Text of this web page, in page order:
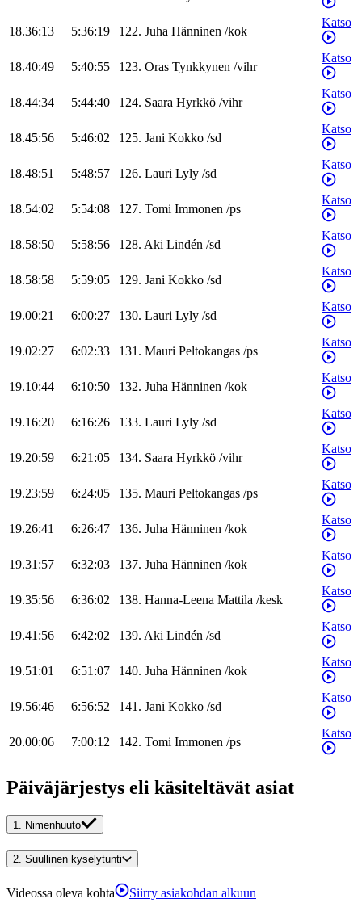
18.36:13 5:36:19 122. Juha Hänninen /kok
Katso
18.40:49 5:40:55 123. Oras Tynkkynen /vihr
Katso
18.44:34 5:44:40 124. Saara Hyrkkö /vihr
Katso
18.45:56 5:46:02 125. Jani Kokko /sd
Katso
18.48:51 5:48:57 126. Lauri Lyly /sd
Katso
18.54:02 5:54:08 127. Tomi Immonen /ps
Katso
18.58:50 5:58:56 128. Aki Lindén /sd
Katso
18.58:58 5:59:05 129. Jani Kokko /sd
Katso
19.00:21 6:00:27 130. Lauri Lyly /sd
Katso
19.02:27 6:02:33 131. Mauri Peltokangas /ps
Katso
19.10:44 6:10:50 132. Juha Hänninen /kok
Katso
19.16:20 6:16:26 133. Lauri Lyly /sd
Katso
19.20:59 6:21:05 134. Saara Hyrkkö /vihr
Katso
19.23:59 6:24:05 135. Mauri Peltokangas /ps
Katso
19.26:41 6:26:47 136. Juha Hänninen /kok
Katso
19.31:57 6:32:03 137. Juha Hänninen /kok
Katso
19.35:56 6:36:02 138. Hanna-Leena Mattila /kesk
Katso
19.41:56 6:42:02 139. Aki Lindén /sd
Katso
19.51:01 6:51:07 140. Juha Hänninen /kok
Katso
19.56:46 6:56:52 141. Jani Kokko /sd
Katso
20.00:06 7:00:12 142. Tomi Immonen /ps
Katso
Päiväjärjestys eli käsiteltävät asiat
1. Nimenhuuto
2. Suullinen kyselytunti
Videossa oleva kohta Siirry asiakohdan alkuun